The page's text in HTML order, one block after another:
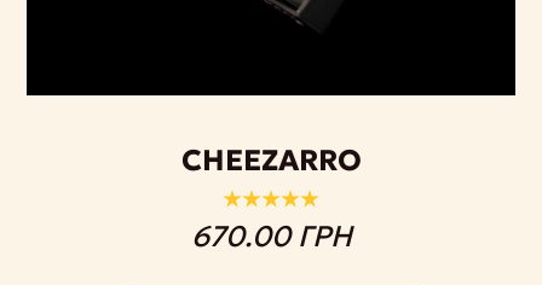
CHEEZARRO
670.00 ГРН